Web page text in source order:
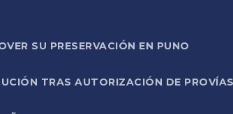
SU PRESERVACIÓN EN PUNO
TRAS AUTORIZACIÓN DE